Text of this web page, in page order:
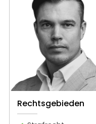
Rechtsgebieden